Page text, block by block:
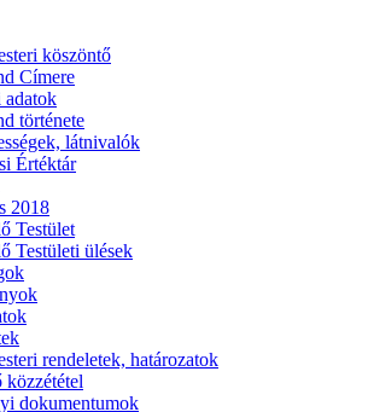
köszöntő
Címere
adatok
története
látnivalók
Értéktár
2018
Testület
Testületi ülések
rendeletek, határozatok
közzététel
dokumentumok